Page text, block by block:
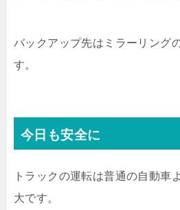
バックアップ先はミラーリング
す。
今日も安全に
トラックの運転は普通の自動車
大です。